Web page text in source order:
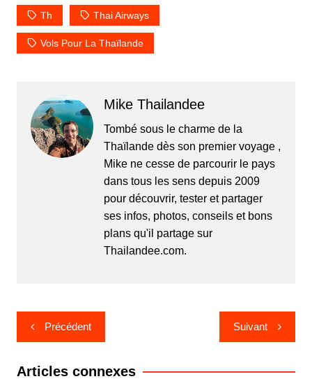
Th Thai Airways
Vols Pour La Thaïlande
Mike Thailandee
Tombé sous le charme de la
Thaïlande dès son premier voyage ,
Mike ne cesse de parcourir le pays
dans tous les sens depuis 2009
pour découvrir, tester et partager
ses infos, photos, conseils et bons
plans qu'il partage sur
Thailandee.com.
Navigation
de
l’article
Précédent Suivant
Articles connexes